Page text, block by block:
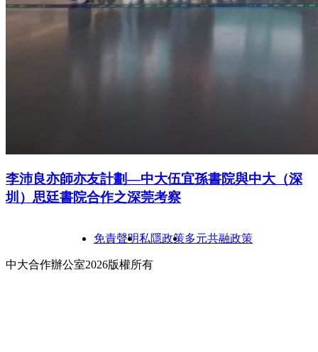
李沛良亦師亦友計劃—中大伍宜孫書院與中大（深
圳）思廷書院合作之深莞考察
免責聲明私隱政策多元共融政策
中大合作辦公室2026版權所有